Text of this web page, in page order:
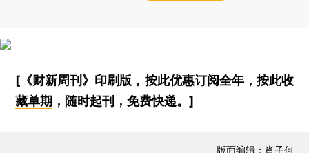
[《财新周刊》印刷版， 按此优惠订阅全年， 按此收
藏单期 ，随时起刊，免费快递。]
版面编辑：肖子何